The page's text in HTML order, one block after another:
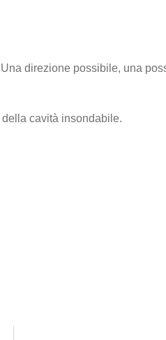
direzione possibile, una
cavità insondabile.